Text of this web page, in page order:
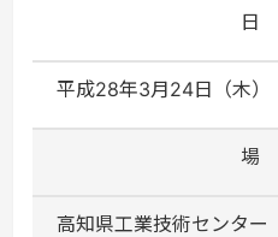
日
平成28年3月24日（木
場
高知県工業技術センター